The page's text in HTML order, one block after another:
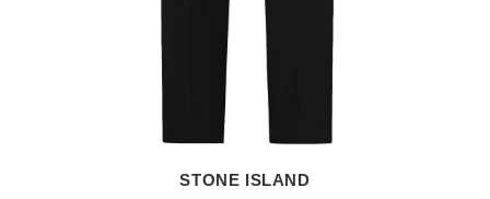
STONE ISLAND